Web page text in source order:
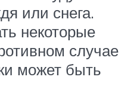
или снега.
некоторые
случае
может быть